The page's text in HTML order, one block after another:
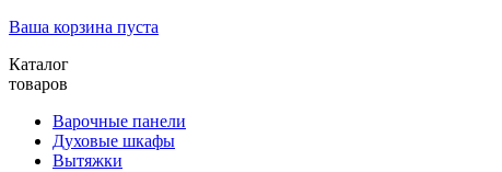
Ваша корзина пуста
Каталог
товаров
Варочные панели
Духовые шкафы
Вытяжки